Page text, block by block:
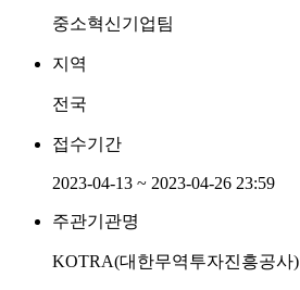
중소혁신기업팀
지역
전국
접수기간
2023-04-13 ~ 2023-04-26 23:59
주관기관명
KOTRA(대한무역투자진흥공사)